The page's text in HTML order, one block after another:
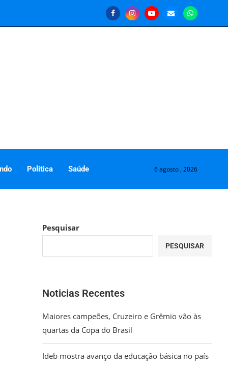
Politica Saúde 6 agosto , 2026
Pesquisar
PESQUISAR
Noticias Recentes
Maiores campeões, Cruzeiro e Grêmio vão às
quartas da Copa do Brasil
Ideb mostra avanço da educação básica no país